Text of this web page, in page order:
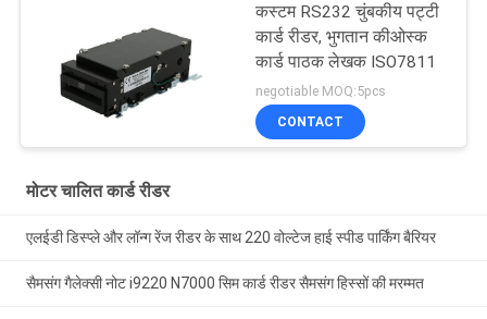
कस्टम RS232 चुंबकीय पट्टी
कार्ड रीडर, भुगतान कीओस्क
कार्ड पाठक लेखक ISO7811
negotiable MOQ:5pcs
CONTACT
मोटर चालित कार्ड रीडर
एलईडी डिस्प्ले और लॉन्ग रेंज रीडर के साथ 220 वोल्टेज हाई स्पीड पार्किंग बैरियर
सैमसंग गैलेक्सी नोट i9220 N7000 सिम कार्ड रीडर सैमसंग हिस्सों की मरम्मत